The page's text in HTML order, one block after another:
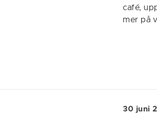
café,
mer på
30 juni